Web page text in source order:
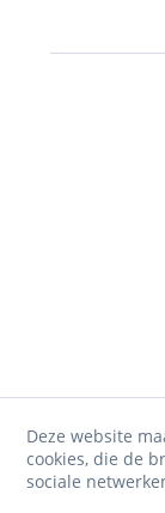
Deze website
cookies, die de
sociale